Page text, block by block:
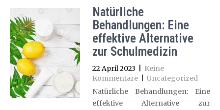
Natürliche
Behandlungen: Eine
effektive Alternative
zur Schulmedizin
22 April 2023
Keine
Kommentare
Uncategorized
Natürliche Behandlungen: Eine
effektive Alternative zur